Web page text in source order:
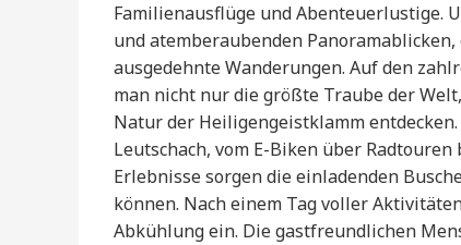
Familienausflüge und Abenteuerlustige.
und atemberaubenden
ausgedehnte Wanderungen. Auf den
man nicht nur die größte Traube der
Natur der Heiligengeistklamm
Leutschach, vom E-Biken über
Erlebnisse sorgen die einladenden
können. Nach einem Tag voller
Abkühlung ein. Die gastfreundlichen